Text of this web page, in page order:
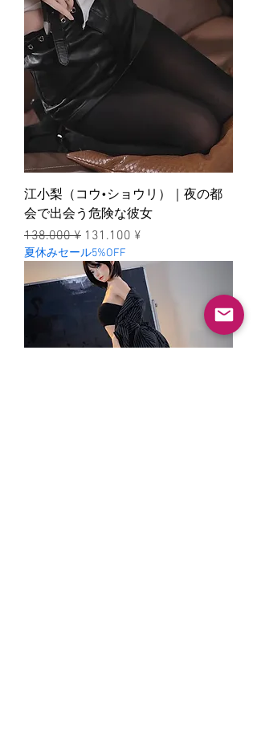
江小梨（コウ•ショウリ）｜夜の都
会で出会う危険な彼女
一般價格
138.000 ¥ 促銷價格
131.100 ¥
夏休みセール5%OFF